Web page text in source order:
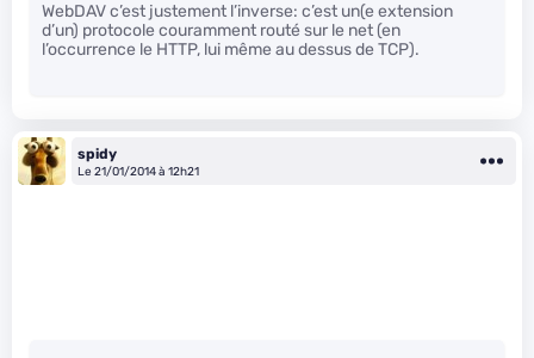
WebDAV c’est justement l’inverse: c’est un(e extension
d’un) protocole couramment routé sur le net (en
l’occurrence le HTTP, lui même au dessus de TCP).
spidy
Le 21/01/2014 à 12h21